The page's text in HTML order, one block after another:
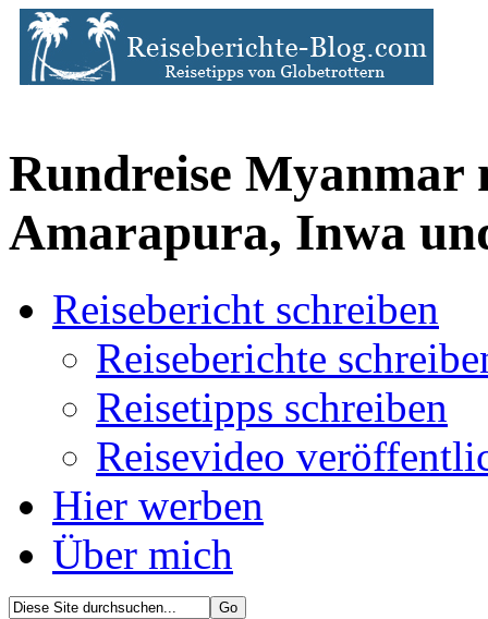
Rundreise Myanmar
Amarapura, Inwa
Reisebericht schreiben
Reiseberichte
Reisetipps schreiben
Reisevideo
Hier werben
Über mich